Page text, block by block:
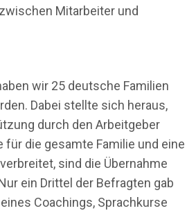
Mitarbeiter und
wir 25 deutsche Familien
Dabei stellte sich heraus,
durch den Arbeitgeber
die gesamte Familie und eine
sind die Übernahme
ein Drittel der Befragten gab
Coachings, Sprachkurse